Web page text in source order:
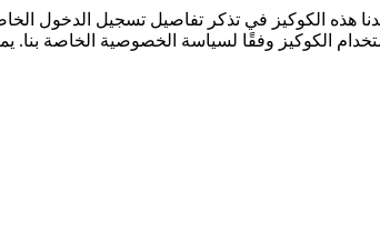
هذه الكوكيز في تذكر تفاصيل تسجيل الدخول
الكوكيز وفقًا لسياسة الخصوصية الخاصة بنا.